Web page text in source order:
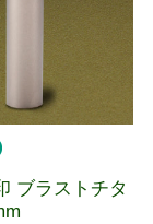
ブラストチタ